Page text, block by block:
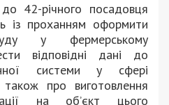
42-річного посадовця
із проханням оформити
у фермерському
відповідні дані до
системи у сфері
про виготовлення
на об’єкт цього